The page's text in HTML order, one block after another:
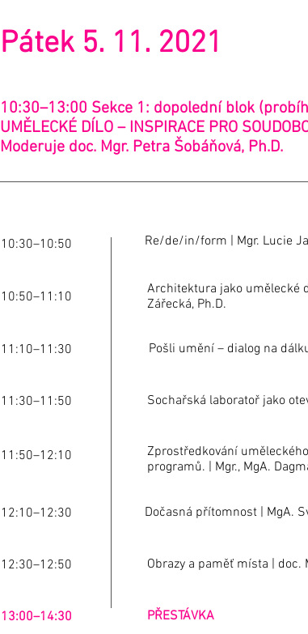
Pátek 5. 11. 2021
10:30–13:00 Sekce 1: dopolední blok
UMĚLECKÉ DÍLO – INSPIRACE PRO
Moderuje doc. Mgr. Petra Šobáňová, Ph.D.
11:10–11:30 Pošli umění – dialog na
11:30–11:50 Sochařská laboratoř jako
10:30–10:50 Re/de/in/form | Mgr. Lucie
10:50–11:10
Architektura jako umělecké
Zářecká, Ph.D.
11:50–12:10
Zprostředkování
programů. | Mgr., MgA.
12:10–12:30 Dočasná přítomnost | MgA.
12:30–12:50 Obrazy a paměť místa | doc.
13:00–14:30 PŘESTÁVKA